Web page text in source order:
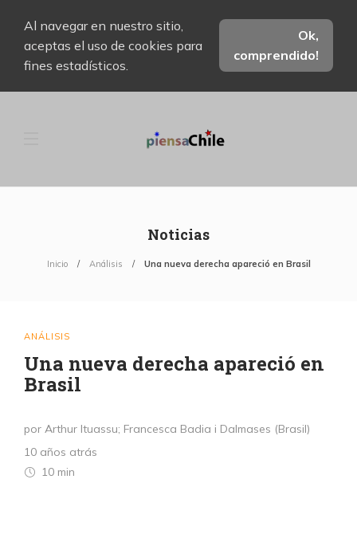
Al navegar en nuestro sitio,
aceptas el uso de cookies para
fines estadísticos.
Ok,
comprendido!
Noticias
Inicio Análisis Una nueva derecha apareció en Brasil
ANÁLISIS
Una nueva derecha apareció en
Brasil
por Arthur Ituassu; Francesca Badia i Dalmases (Brasil)
10 años atrás
10 min